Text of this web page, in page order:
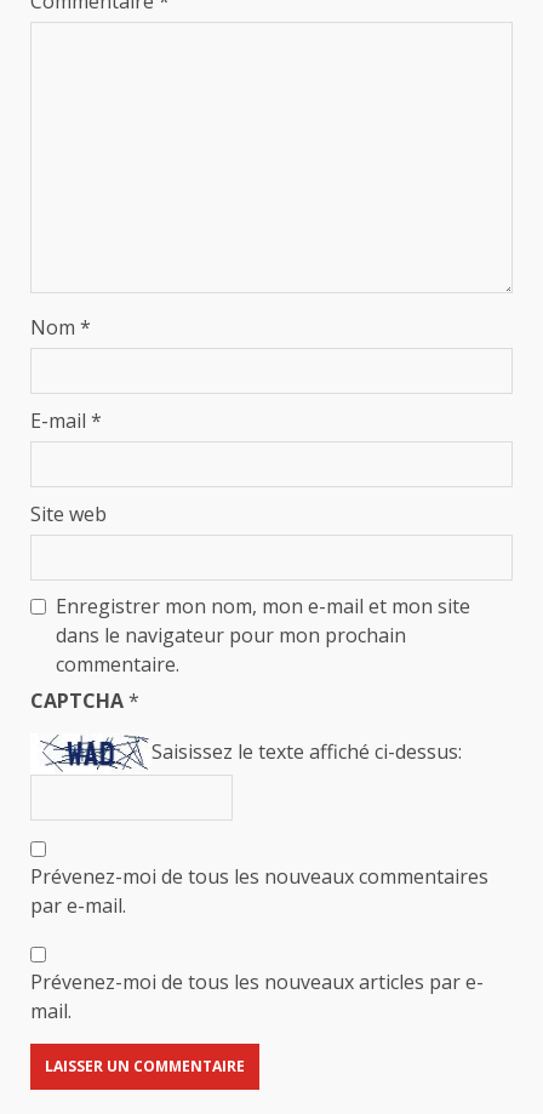
Nom *
E-mail *
Site web
Enregistrer mon nom, mon e-mail et mon site
dans le navigateur pour mon prochain
commentaire.
CAPTCHA*
Saisissez le texte affiché ci-dessus:
Prévenez-moi de tous les nouveaux commentaires
par e-mail.
Prévenez-moi de tous les nouveaux articles par e-
mail.